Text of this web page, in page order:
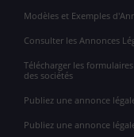
Modèles et Exemples
Consulter les Annonces
Télécharger les
des sociétés
Publiez une annonce
Publiez une annonce